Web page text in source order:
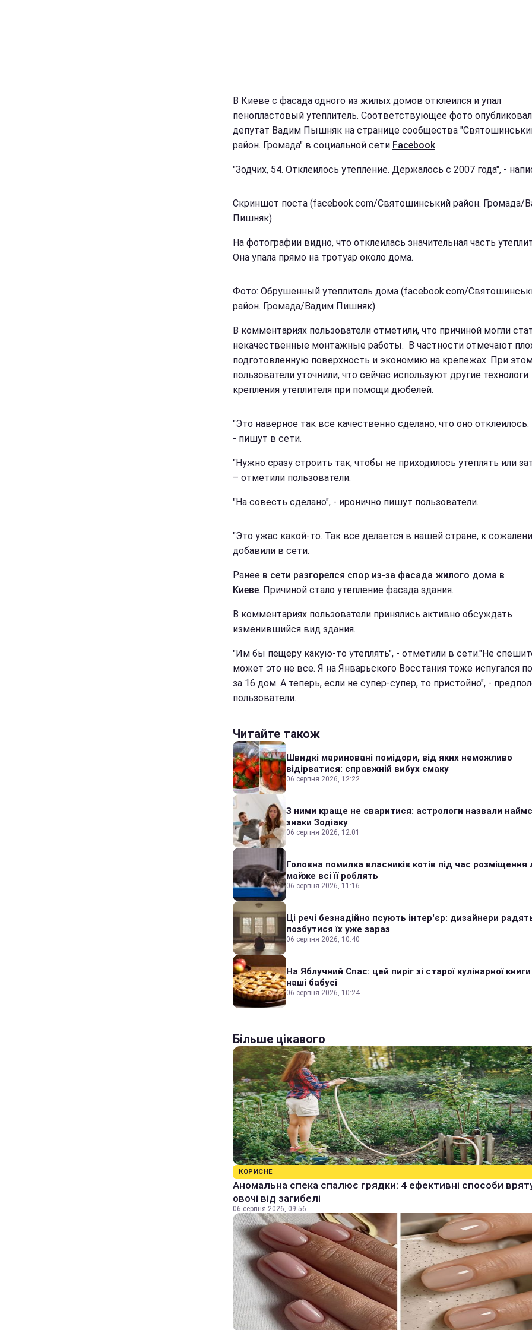
В Киеве с фасада одного из жилых домов отклеился и упал
пенопластовый утеплитель. Соответствующее фото опубликовал
депутат Вадим Пышняк на странице сообщества
район. Громада" в социальной сети Facebook.
"Зодчих, 54. Отклеилось утепление. Держалось с 2007 года", -
Скриншот поста (facebook.com/Святошинський район. Громада/
Пишняк)
На фотографии видно, что отклеилась значительная часть
Она упала прямо на тротуар около дома.
Фото: Обрушенный утеплитель дома (facebook.com/
район. Громада/Вадим Пишняк)
В комментариях пользователи отметили, что причиной могли
некачественные монтажные работы. В частности отмечают
подготовленную поверхность и экономию на крепежах. При
пользователи уточнили, что сейчас используют другие технологи
крепления утеплителя при помощи дюбелей.
"Это наверное так все качественно сделано, что оно
- пишут в сети.
"Нужно сразу строить так, чтобы не приходилось утеплять или
– отметили пользователи.
"На совесть сделано", - иронично пишут пользователи.
"Это ужас какой-то. Так все делается в нашей стране, к
добавили в сети.
Ранее в сети разгорелся спор из-за фасада жилого дома в
Киеве. Причиной стало утепление фасада здания.
В комментариях пользователи принялись активно обсуждать
изменившийся вид здания.
"Им бы пещеру какую-то утеплять", - отметили в сети."Не
может это не все. Я на Январьского Восстания тоже испугался
за 16 дом. А теперь, если не супер-супер, то пристойно", -
пользователи.
Читайте також
Швидкі мариновані помідори, від яких неможливо
відірватися: справжній вибух смаку
06 серпня 2026, 12:22
З ними краще не сваритися: астрологи назвали
знаки Зодіаку
06 серпня 2026, 12:01
Головна помилка власників котів під час розміщення
майже всі її роблять
06 серпня 2026, 11:16
Ці речі безнадійно псують інтер'єр: дизайнери
позбутися їх уже зараз
06 серпня 2026, 10:40
На Яблучний Спас: цей пиріг зі старої кулінарної
наші бабусі
06 серпня 2026, 10:24
Більше цікавого
КОРИСНЕ
Аномальна спека спалює грядки: 4 ефективні способи
овочі від загибелі
06 серпня 2026, 09:56